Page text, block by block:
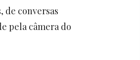
de conversas
pela câmera do